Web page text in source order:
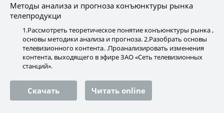
Методы анализа и прогноза конъюнктуры рынка
телепродукци
1.Рассмотреть теоретическое понятие конъюнктуры рынка ,
основы методики анализа и прогноза. 2.Разобрать основы
телевизионного контента. .Проанализировать изменения
контента, выходящего в эфире ЗАО «Сеть телевизионных
станций».
Скачать Читать online